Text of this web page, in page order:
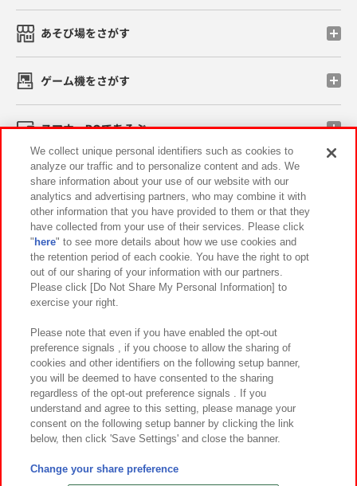
あそび場をさがす
ゲーム機をさがす
スマホ・PCであそぶ
イベント・キャンペーン
関連会社 サステナビリティ サイトポリシー
プライバシーポリシー ウェブアクセシビリティ方針と検証結果
お取引先さまとともに
カスタマーハラスメント対応方針 よくあるご質問・お問い合わせ
©Bandai Namco Amusement Inc.
©Bandai Namco Amusement Lab Inc.
We collect unique personal identifiers such as cookies to
analyze our traffic and to personalize content and ads. We
share information about your use of our website with our
analytics and advertising partners, who may combine it with
other information that you have provided to them or that they
have collected from your use of their services. Please click
" here" to see more details about how we use cookies and
the retention period of each cookie. You have the right to opt
out of our sharing of your information with our partners.
Please click [Do Not Share My Personal Information] to
exercise your right.
Please note that even if you have enabled the opt-out
preference signals , if you choose to allow the sharing of
cookies and other identifiers on the following setup banner,
you will be deemed to have consented to the sharing
regardless of the opt-out preference signals . If you
understand and agree to this setting, please manage your
consent on the following setup banner by clicking the link
below, then click 'Save Settings' and close the banner.
Change your share preference